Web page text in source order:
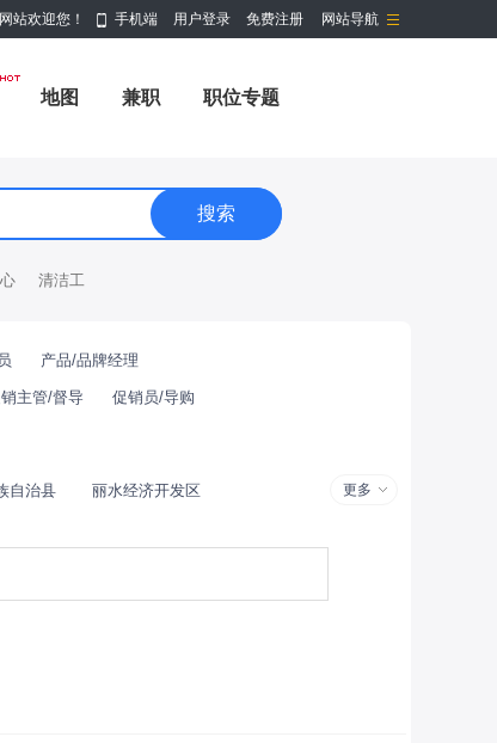
网站导航
站欢迎您！ 手机端 用户登录 免费注册
地图 兼职 职位专题
清洁工
产品/品牌经理
主管/督导 促销员/导购
自治县 丽水经济开发区 更多